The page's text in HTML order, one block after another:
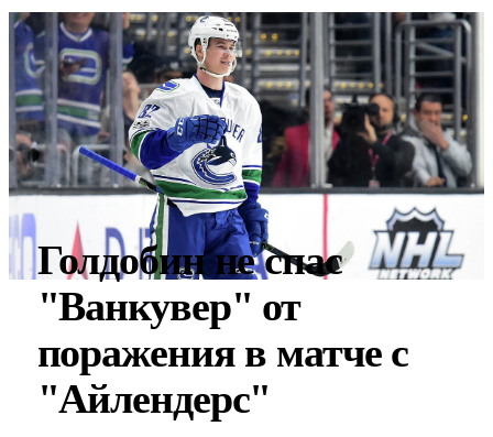
Голдобин не спас
"Ванкувер" от
поражения в матче с
"Айлендерс"